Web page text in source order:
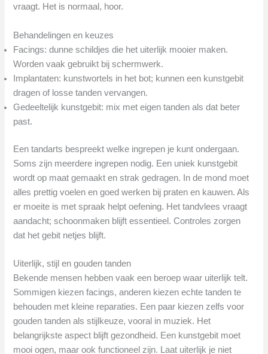
vraagt. Het is normaal, hoor.
Behandelingen en keuzes
Facings: dunne schildjes die het uiterlijk mooier maken.
Worden vaak gebruikt bij schermwerk.
Implantaten: kunstwortels in het bot; kunnen een kunstgebit
dragen of losse tanden vervangen.
Gedeeltelijk kunstgebit: mix met eigen tanden als dat beter
past.
Een tandarts bespreekt welke ingrepen je kunt ondergaan.
Soms zijn meerdere ingrepen nodig. Een uniek kunstgebit
wordt op maat gemaakt en strak gedragen. In de mond moet
alles prettig voelen en goed werken bij praten en kauwen. Als
er moeite is met spraak helpt oefening. Het tandvlees vraagt
aandacht; schoonmaken blijft essentieel. Controles zorgen
dat het gebit netjes blijft.
Uiterlijk, stijl en gouden tanden
Bekende mensen hebben vaak een beroep waar uiterlijk telt.
Sommigen kiezen facings, anderen kiezen echte tanden te
behouden met kleine reparaties. Een paar kiezen zelfs voor
gouden tanden als stijlkeuze, vooral in muziek. Het
belangrijkste aspect blijft gezondheid. Een kunstgebit moet
mooi ogen, maar ook functioneel zijn. Laat uiterlijk je niet